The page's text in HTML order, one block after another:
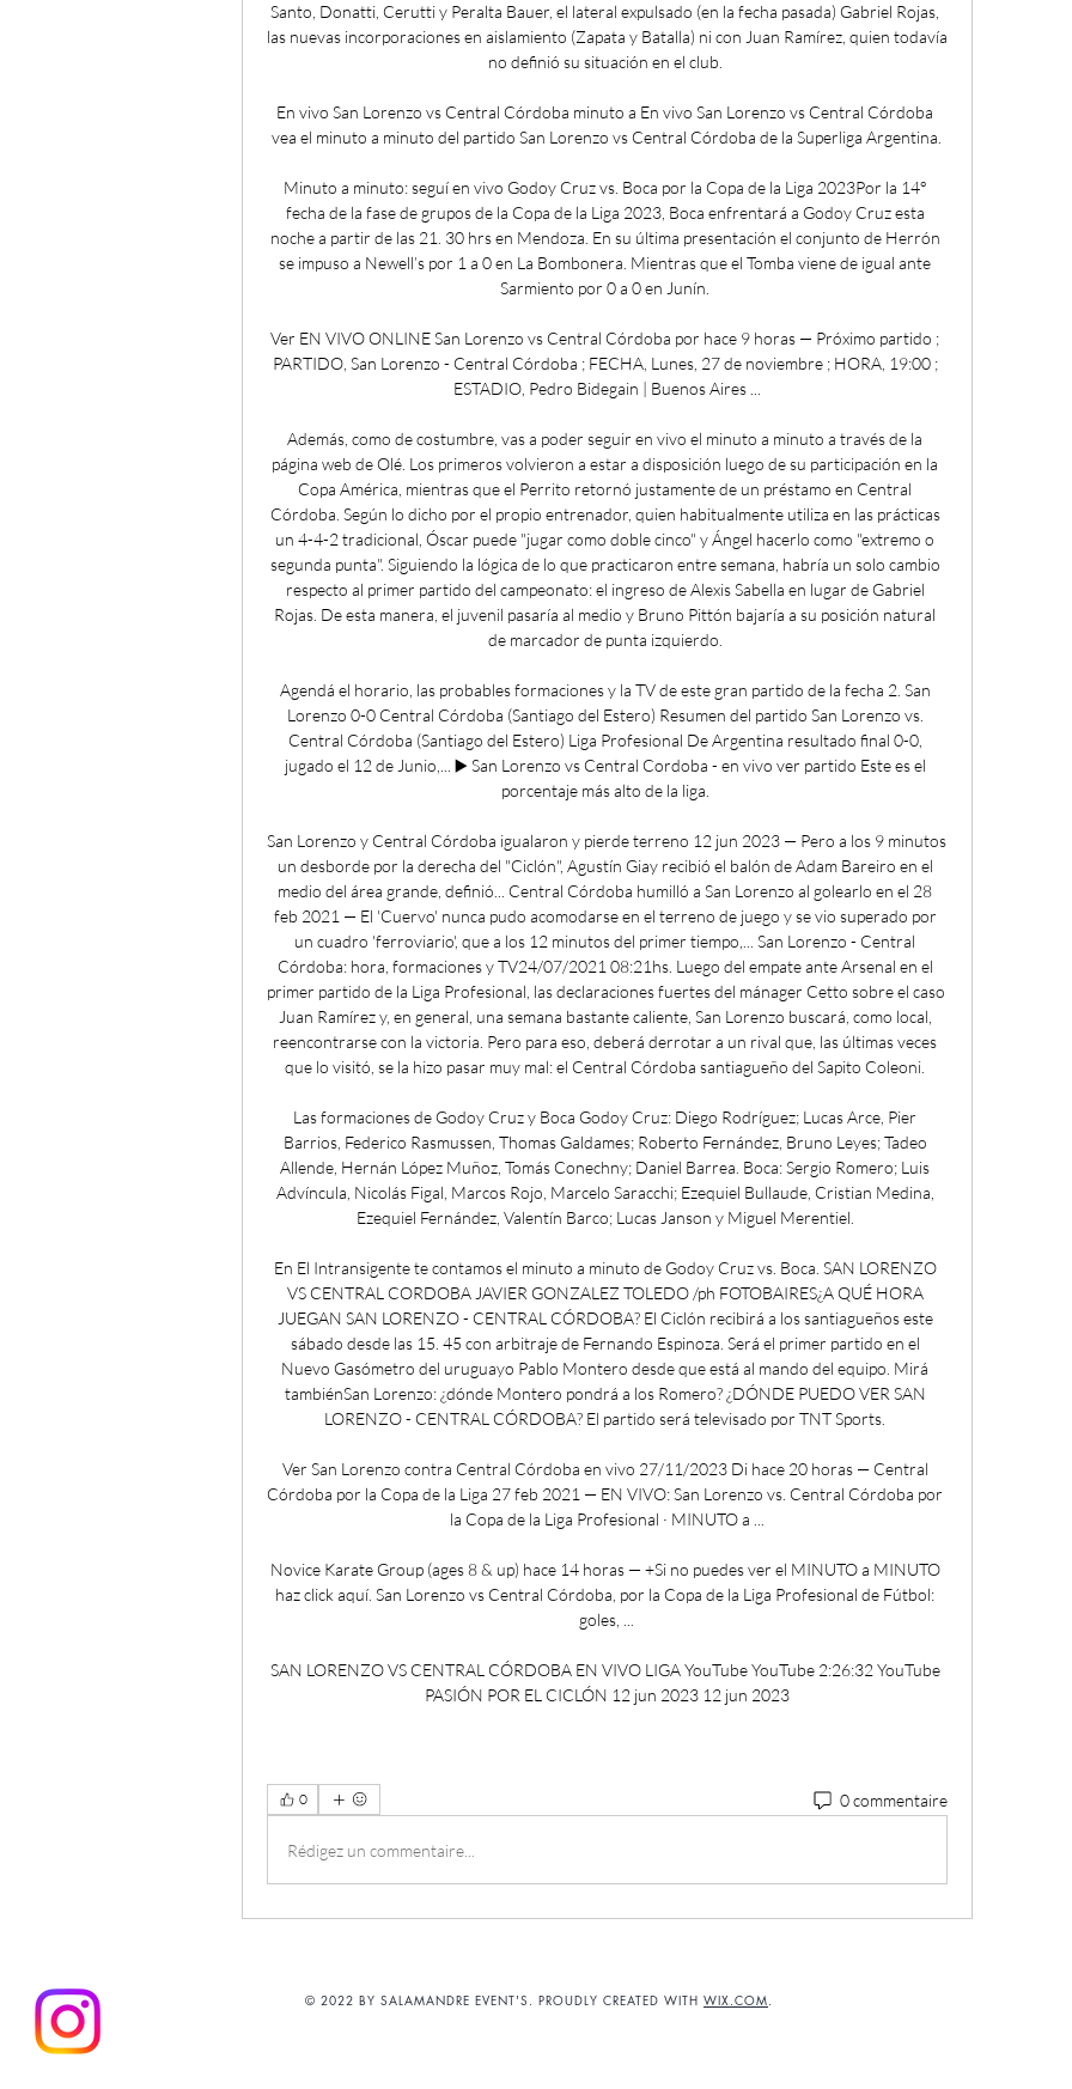
Santo, Donatti, Cerutti y Peralta Bauer, el lateral expulsado (en la fecha pasada) Gabriel Rojas,
las nuevas incorporaciones en aislamiento (Zapata y Batalla) ni con Juan Ramírez, quien todavía
no definió su situación en el club.
En vivo San Lorenzo vs Central Córdoba minuto a En vivo San Lorenzo vs Central Córdoba
vea el minuto a minuto del partido San Lorenzo vs Central Córdoba de la Superliga Argentina.
Minuto a minuto: seguí en vivo Godoy Cruz vs. Boca por la Copa de la Liga 2023Por la 14°
fecha de la fase de grupos de la Copa de la Liga 2023, Boca enfrentará a Godoy Cruz esta
noche a partir de las 21. 30 hrs en Mendoza. En su última presentación el conjunto de Herrón
se impuso a Newell’s por 1 a 0 en La Bombonera. Mientras que el Tomba viene de igual ante
Sarmiento por 0 a 0 en Junín.
Ver EN VIVO ONLINE San Lorenzo vs Central Córdoba por hace 9 horas — Próximo partido ;
PARTIDO, San Lorenzo - Central Córdoba ; FECHA, Lunes, 27 de noviembre ; HORA, 19:00 ;
ESTADIO, Pedro Bidegain | Buenos Aires ...
Además, como de costumbre, vas a poder seguir en vivo el minuto a minuto a través de la
página web de Olé. Los primeros volvieron a estar a disposición luego de su participación en la
Copa América, mientras que el Perrito retornó justamente de un préstamo en Central
Córdoba. Según lo dicho por el propio entrenador, quien habitualmente utiliza en las prácticas
un 4-4-2 tradicional, Óscar puede "jugar como doble cinco" y Ángel hacerlo como "extremo o
segunda punta". Siguiendo la lógica de lo que practicaron entre semana, habría un solo cambio
respecto al primer partido del campeonato: el ingreso de Alexis Sabella en lugar de Gabriel
Rojas. De esta manera, el juvenil pasaría al medio y Bruno Pittón bajaría a su posición natural
de marcador de punta izquierdo.
Agendá el horario, las probables formaciones y la TV de este gran partido de la fecha 2. San
Lorenzo 0-0 Central Córdoba (Santiago del Estero) Resumen del partido San Lorenzo vs.
Central Córdoba (Santiago del Estero) Liga Profesional De Argentina resultado final 0-0,
jugado el 12 de Junio,... ▶️ San Lorenzo vs Central Cordoba - en vivo ver partido Este es el
porcentaje más alto de la liga.
San Lorenzo y Central Córdoba igualaron y pierde terreno 12 jun 2023 — Pero a los 9 minutos
un desborde por la derecha del "Ciclón", Agustín Giay recibió el balón de Adam Bareiro en el
medio del área grande, definió... Central Córdoba humilló a San Lorenzo al golearlo en el 28
feb 2021 — El 'Cuervo' nunca pudo acomodarse en el terreno de juego y se vio superado por
un cuadro 'ferroviario', que a los 12 minutos del primer tiempo,... San Lorenzo - Central
Córdoba: hora, formaciones y TV24/07/2021 08:21hs. Luego del empate ante Arsenal en el
primer partido de la Liga Profesional, las declaraciones fuertes del mánager Cetto sobre el caso
Juan Ramírez y, en general, una semana bastante caliente, San Lorenzo buscará, como local,
reencontrarse con la victoria. Pero para eso, deberá derrotar a un rival que, las últimas veces
que lo visitó, se la hizo pasar muy mal: el Central Córdoba santiagueño del Sapito Coleoni.
Las formaciones de Godoy Cruz y Boca Godoy Cruz: Diego Rodríguez; Lucas Arce, Pier
Barrios, Federico Rasmussen, Thomas Galdames; Roberto Fernández, Bruno Leyes; Tadeo
Allende, Hernán López Muñoz, Tomás Conechny; Daniel Barrea. Boca: Sergio Romero; Luis
Advíncula, Nicolás Figal, Marcos Rojo, Marcelo Saracchi; Ezequiel Bullaude, Cristian Medina,
Ezequiel Fernández, Valentín Barco; Lucas Janson y Miguel Merentiel.
En El Intransigente te contamos el minuto a minuto de Godoy Cruz vs. Boca. SAN LORENZO
VS CENTRAL CORDOBA JAVIER GONZALEZ TOLEDO /ph FOTOBAIRES¿A QUÉ HORA
JUEGAN SAN LORENZO - CENTRAL CÓRDOBA? ​El Ciclón recibirá a los santiagueños este
sábado desde las 15. 45 con arbitraje de Fernando Espinoza. Será el primer partido en el
Nuevo Gasómetro del uruguayo Pablo Montero desde que está al mando del equipo. Mirá
tambiénSan Lorenzo: ¿dónde Montero pondrá a los Romero? ¿DÓNDE PUEDO VER SAN
LORENZO - CENTRAL CÓRDOBA? ​​El partido será televisado por TNT Sports.
Ver San Lorenzo contra Central Córdoba en vivo 27/11/2023 Di hace 20 horas — Central
Córdoba por la Copa de la Liga 27 feb 2021 — EN VIVO: San Lorenzo vs. Central Córdoba por
la Copa de la Liga Profesional · MINUTO a ...
Novice Karate Group (ages 8 & up) hace 14 horas — +Si no puedes ver el MINUTO a MINUTO
haz click aquí. San Lorenzo vs Central Córdoba, por la Copa de la Liga Profesional de Fútbol:
goles, ...
SAN LORENZO VS CENTRAL CÓRDOBA EN VIVO LIGA YouTube YouTube 2:26:32 YouTube
PASIÓN POR EL CICLÓN 12 jun 2023 12 jun 2023
0 0 commentaire
Rédigez un commentaire...
© 2022 BY SALAMANDRE EVENT'S. PROUDLY CREATED WITH WIX.COM.